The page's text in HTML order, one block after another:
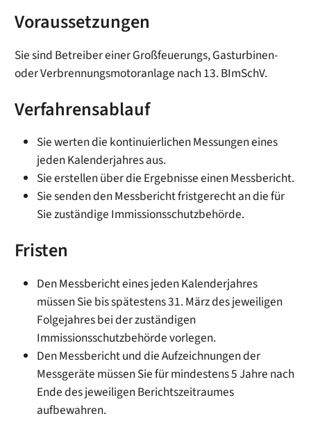
Voraussetzungen
Sie sind Betreiber einer Großfeuerungs, Gasturbinen-
oder Verbrennungsmotoranlage nach 13. BImSchV.
Verfahrensablauf
Sie werten die kontinuierlichen Messungen eines
jeden Kalenderjahres aus.
Sie erstellen über die Ergebnisse einen Messbericht.
Sie senden den Messbericht fristgerecht an die für
Sie zuständige Immissionsschutzbehörde.
Fristen
Den Messbericht eines jeden Kalenderjahres
müssen Sie bis spätestens 31. März des jeweiligen
Folgejahres bei der zuständigen
Immissionsschutzbehörde vorlegen.
Den Messbericht und die Aufzeichnungen der
Messgeräte müssen Sie für mindestens 5 Jahre nach
Ende des jeweiligen Berichtszeitraumes
aufbewahren.